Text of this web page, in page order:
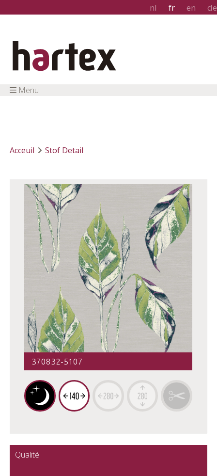
nl fr en de
Menu
Acceuil Stof Detail
370832-5107
Qualité